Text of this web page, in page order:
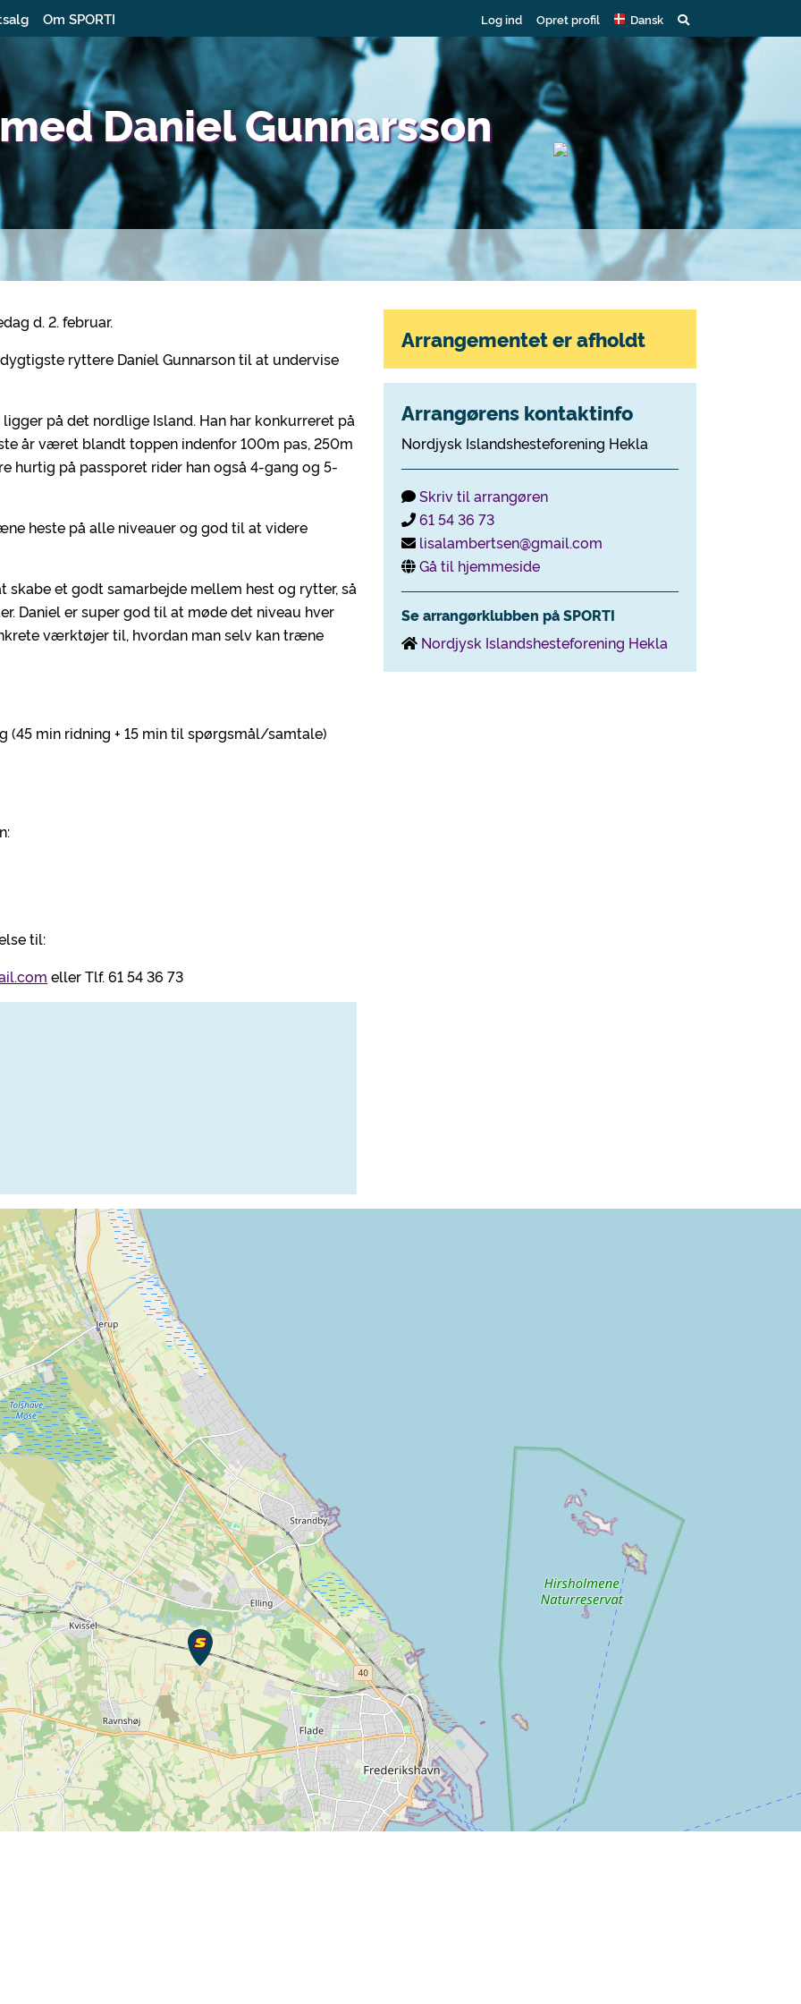
Om SPORTI Log ind Opret profil Dansk
Daniel Gunnarsson
d. 2. februar.
ryttere Daníel Gunnarson til at undervise
på det nordlige Island. Han har konkurreret på
år været blandt toppen indenfor 100m pas, 250m
hurtig på passporet rider han også 4-gang og 5-
heste på alle niveauer og god til at videre
et godt samarbejde mellem hest og rytter, så
Daniel er super god til at møde det niveau hver
værktøjer til, hvordan man selv kan træne
(45 min ridning + 15 min til spørgsmål/samtale)
til:
eller Tlf. 61 54 36 73
Arrangementet er afholdt
Arrangørens kontaktinfo
Nordjysk Islandshesteforening Hekla
Skriv til arrangøren
61 54 36 73
lisalambertsen@gmail.com
Gå til hjemmeside
Se arrangørklubben på SPORTI
Nordjysk Islandshesteforening Hekla